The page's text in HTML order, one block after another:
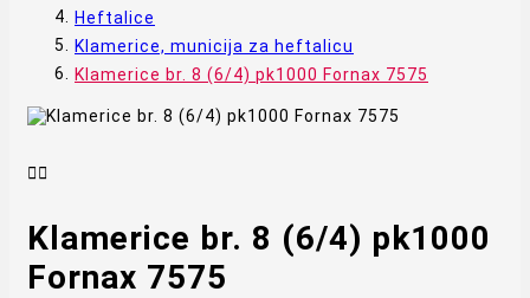
Heftalice
Klamerice, municija za heftalicu
Klamerice br. 8 (6/4) pk1000 Fornax 7575

Klamerice br. 8 (6/4) pk1000
Fornax 7575